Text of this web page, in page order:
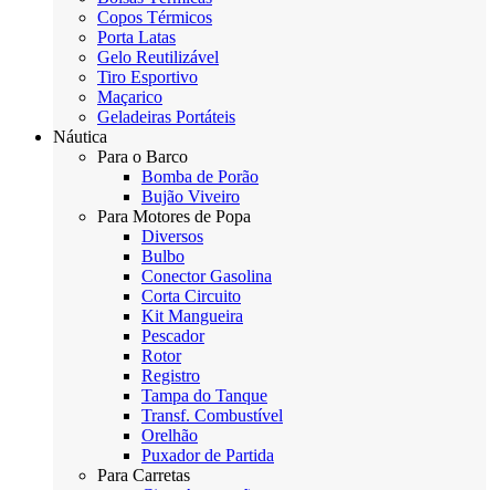
Copos Térmicos
Porta Latas
Gelo Reutilizável
Tiro Esportivo
Maçarico
Geladeiras Portáteis
Náutica
Para o Barco
Bomba de Porão
Bujão Viveiro
Para Motores de Popa
Diversos
Bulbo
Conector Gasolina
Corta Circuito
Kit Mangueira
Pescador
Rotor
Registro
Tampa do Tanque
Transf. Combustível
Orelhão
Puxador de Partida
Para Carretas